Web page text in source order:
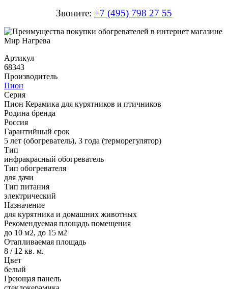
Звоните: +7 (495) 798 27 55
Артикул
68343
Производитель
Пион
Серия
Пион Керамика для курятников и птичников
Родина бренда
Россия
Гарантийный срок
5 лет (обогреватель), 3 года (терморегулятор)
Тип
инфракрасный обогреватель
Тип обогревателя
для дачи
Тип питания
электрический
Назначение
для курятника и домашних животных
Рекомендуемая площадь помещения
до 10 м2, до 15 м2
Отапливаемая площадь
8 / 12 кв. м.
Цвет
белый
Греющая панель